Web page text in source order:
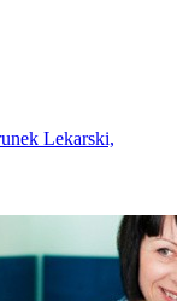
Lekarski,